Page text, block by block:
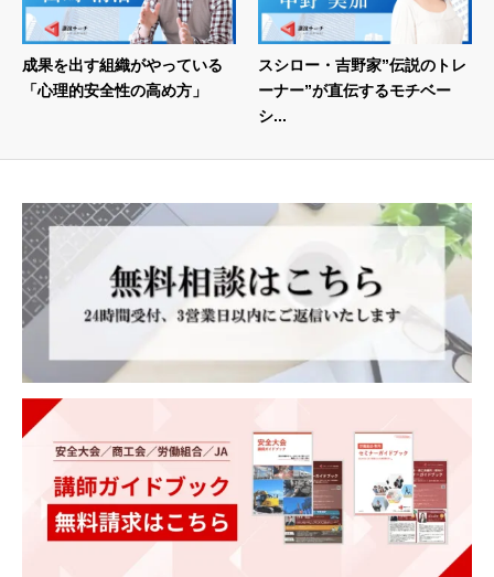
成果を出す組織がやっている
「心理的安全性の高め方」
スシロー・吉野家”伝説のトレ
ーナー”が直伝するモチベー
シ...